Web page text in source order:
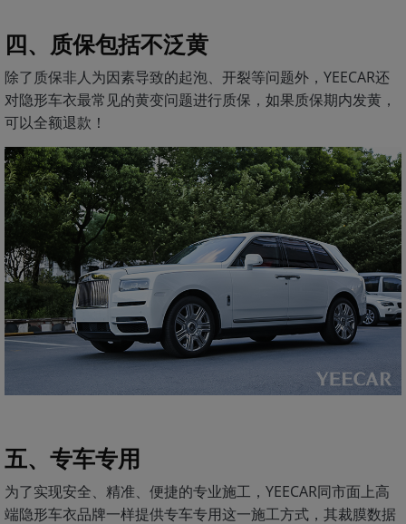
四、质保包括不泛黄
除了质保非人为因素导致的起泡、开裂等问题外，YEECAR还
对隐形车衣最常见的黄变问题进行质保，如果质保期内发黄，
可以全额退款！
五、专车专用
为了实现安全、精准、便捷的专业施工，YEECAR同市面上高
端隐形车衣品牌一样提供专车专用这一施工方式，其裁膜数据